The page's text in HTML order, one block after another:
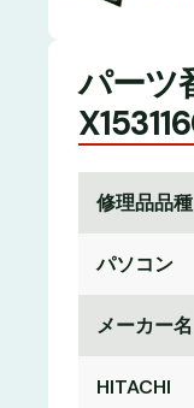
パーツ
修理品品種
パソコン
メーカー名
HITACHI